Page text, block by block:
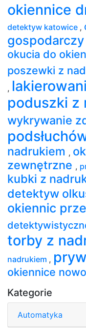
okiennice
detektyw katowice ,
gospodarczy
okucia do
poszewki z
,
poduszki z
wykrywanie
nadrukiem ,
zewnętrzne ,
kubki z
detektyw
okiennic
torby z
nadrukiem ,
okiennice
Kategorie
Automatyka